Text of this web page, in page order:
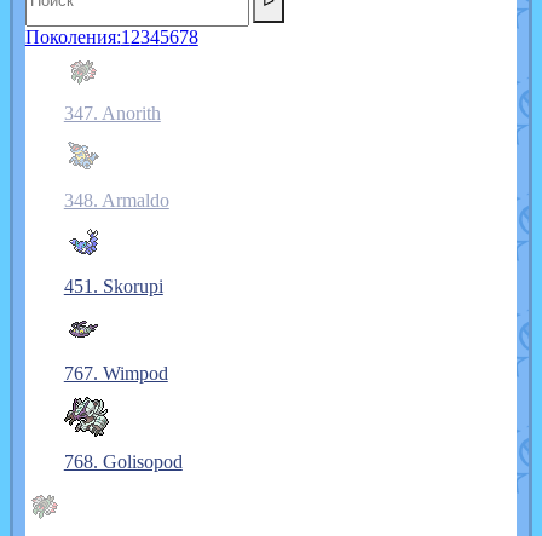
Поколения:1 2345678
347. Anorith
348. Armaldo
451. Skorupi
767. Wimpod
768. Golisopod